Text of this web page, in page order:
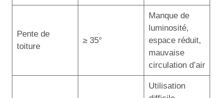
Pente de
toiture
≥ 35°
Manque de
luminosité,
espace réduit,
mauvaise
circulation d’air
Utilisation